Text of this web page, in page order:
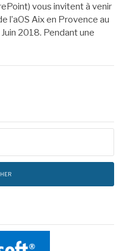
vous invitent à venir
l’aOS Aix en Provence au
2018. Pendant une